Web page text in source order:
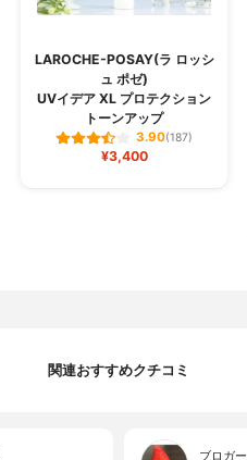
LAROCHE-POSAY(ラ ロッシ
ュ ポゼ)
UVイデア XL プロテクション
トーンアップ
3.90(187)
¥3,400
関連おすすめクチコミ
ブロガー